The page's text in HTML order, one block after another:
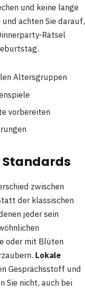
und keine lange
achten Sie darauf,
Rätsel
Altersgruppen
vorbereiten
Standards
zwischen
der klassischen
jeder sein
oder mit Blüten
Lokale
Gesprächsstoff und
Sie nicht, auch bei